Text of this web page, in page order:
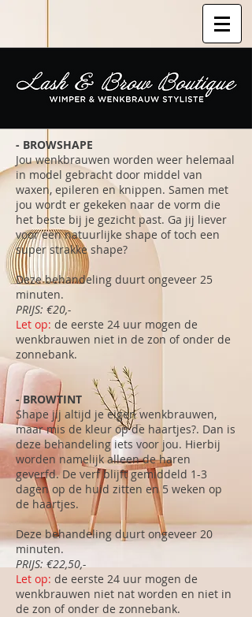
- BROWSHAPE
Jou wenkbrauwen worden weer helemaal
in model gebracht door middel van
waxen, epileren en knippen. Samen met
jou wordt er gekeken naar de vorm die
het beste bij je gezicht past. Ga jij liever
voor een natuurlijke shape of toch een
super strakke shape?
Deze behandeling duurt ongeveer 25
minuten.
PRIJS: €20,-
Let op: de eerste 24 uur mogen de
wenkbrauwen niet in de zon of onder de
zonnebank.
- BROWTINT
Shape jij altijd je eigen wenkbrauwen,
maar mis de kleur op de haartjes?. Dan is
deze behandeling iets voor jou. Hierbij
worden namelijk alleen de haren
geverfd. De verf blijft gemiddeld 1-3
dagen op de huid zitten en 5 weken op
de haartjes.​
Deze behandeling duurt ongeveer 20
minuten.
PRIJS: €22,50,-
Let op: de eerste 24 uur mogen de
wenkbrauwen niet nat worden en niet in
de zon of onder de zonnebank.